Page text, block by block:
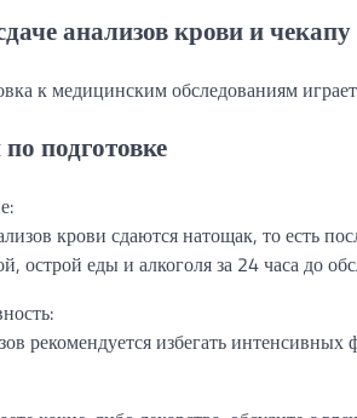
анализов крови и чекапу
к медицинским обследованиям
подготовке
крови сдаются натощак, то есть
острой еды и алкоголя за 24 часа до
рекомендуется избегать интенсивных